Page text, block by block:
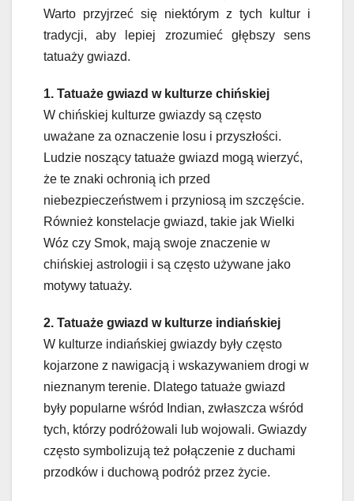
Warto przyjrzeć się niektórym z tych kultur i
tradycji, aby lepiej zrozumieć głębszy sens
tatuaży gwiazd.
1. Tatuaże gwiazd w kulturze chińskiej
W chińskiej kulturze gwiazdy są często
uważane za oznaczenie losu i przyszłości.
Ludzie noszący tatuaże gwiazd mogą wierzyć,
że te znaki ochronią ich przed
niebezpieczeństwem i przyniosą im szczęście.
Również konstelacje gwiazd, takie jak Wielki
Wóz czy Smok, mają swoje znaczenie w
chińskiej astrologii i są często używane jako
motywy tatuaży.
2. Tatuaże gwiazd w kulturze indiańskiej
W kulturze indiańskiej gwiazdy były często
kojarzone z nawigacją i wskazywaniem drogi w
nieznanym terenie. Dlatego tatuaże gwiazd
były popularne wśród Indian, zwłaszcza wśród
tych, którzy podróżowali lub wojowali. Gwiazdy
często symbolizują też połączenie z duchami
przodków i duchową podróż przez życie.